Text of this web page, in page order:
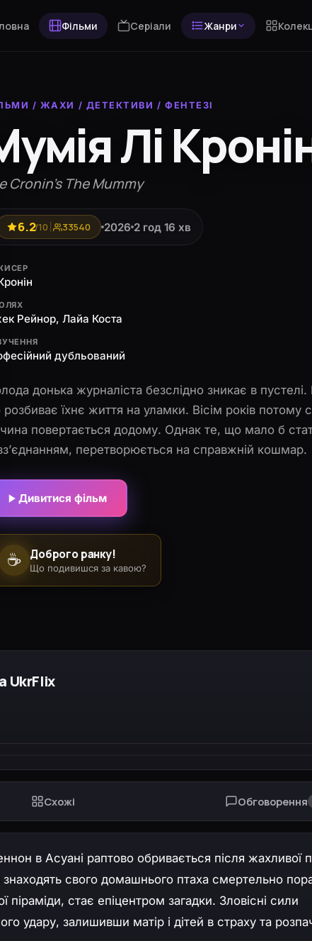
Фільми Серіали Жанри
/ ЖАХИ / ДЕТЕКТИВИ /ФЕНТЕЗІ
Лі
Cronin's The Mummy
6.2/10 33540 2026 2 год 16 хв
Рейнор, Лайа Коста
дубльований
донька журналіста безслідно зникає в
їхнє життя на уламки. Вісім років
повертається додому. Однак те, що мало б
перетворюється на справжній кошмар.
Дивитися фільм
☕ Доброго ранку!
Що подивишся за кавою?
UkrFlix
Схожі Обговорення
в Асуані раптово обривається після жахливої
свого домашнього птаха смертельно
піраміди, стає епіцентром загадки. Зловісні сили
удару, залишивши матір і дітей в страху та